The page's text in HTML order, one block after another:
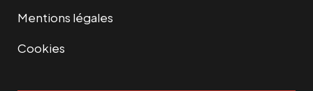
Mentions légales
Cookies